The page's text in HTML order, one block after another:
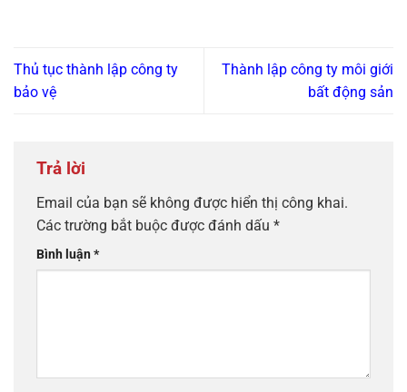
Thủ tục thành lập công ty
bảo vệ
Thành lập công ty môi giới
bất động sản
Trả lời
Email của bạn sẽ không được hiển thị công khai.
Các trường bắt buộc được đánh dấu *
Bình luận*